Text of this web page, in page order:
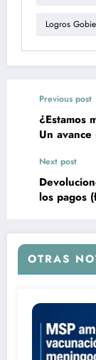
Logros
Previous post
¿Estamos
Un
Next post
los pagos
OTRAS